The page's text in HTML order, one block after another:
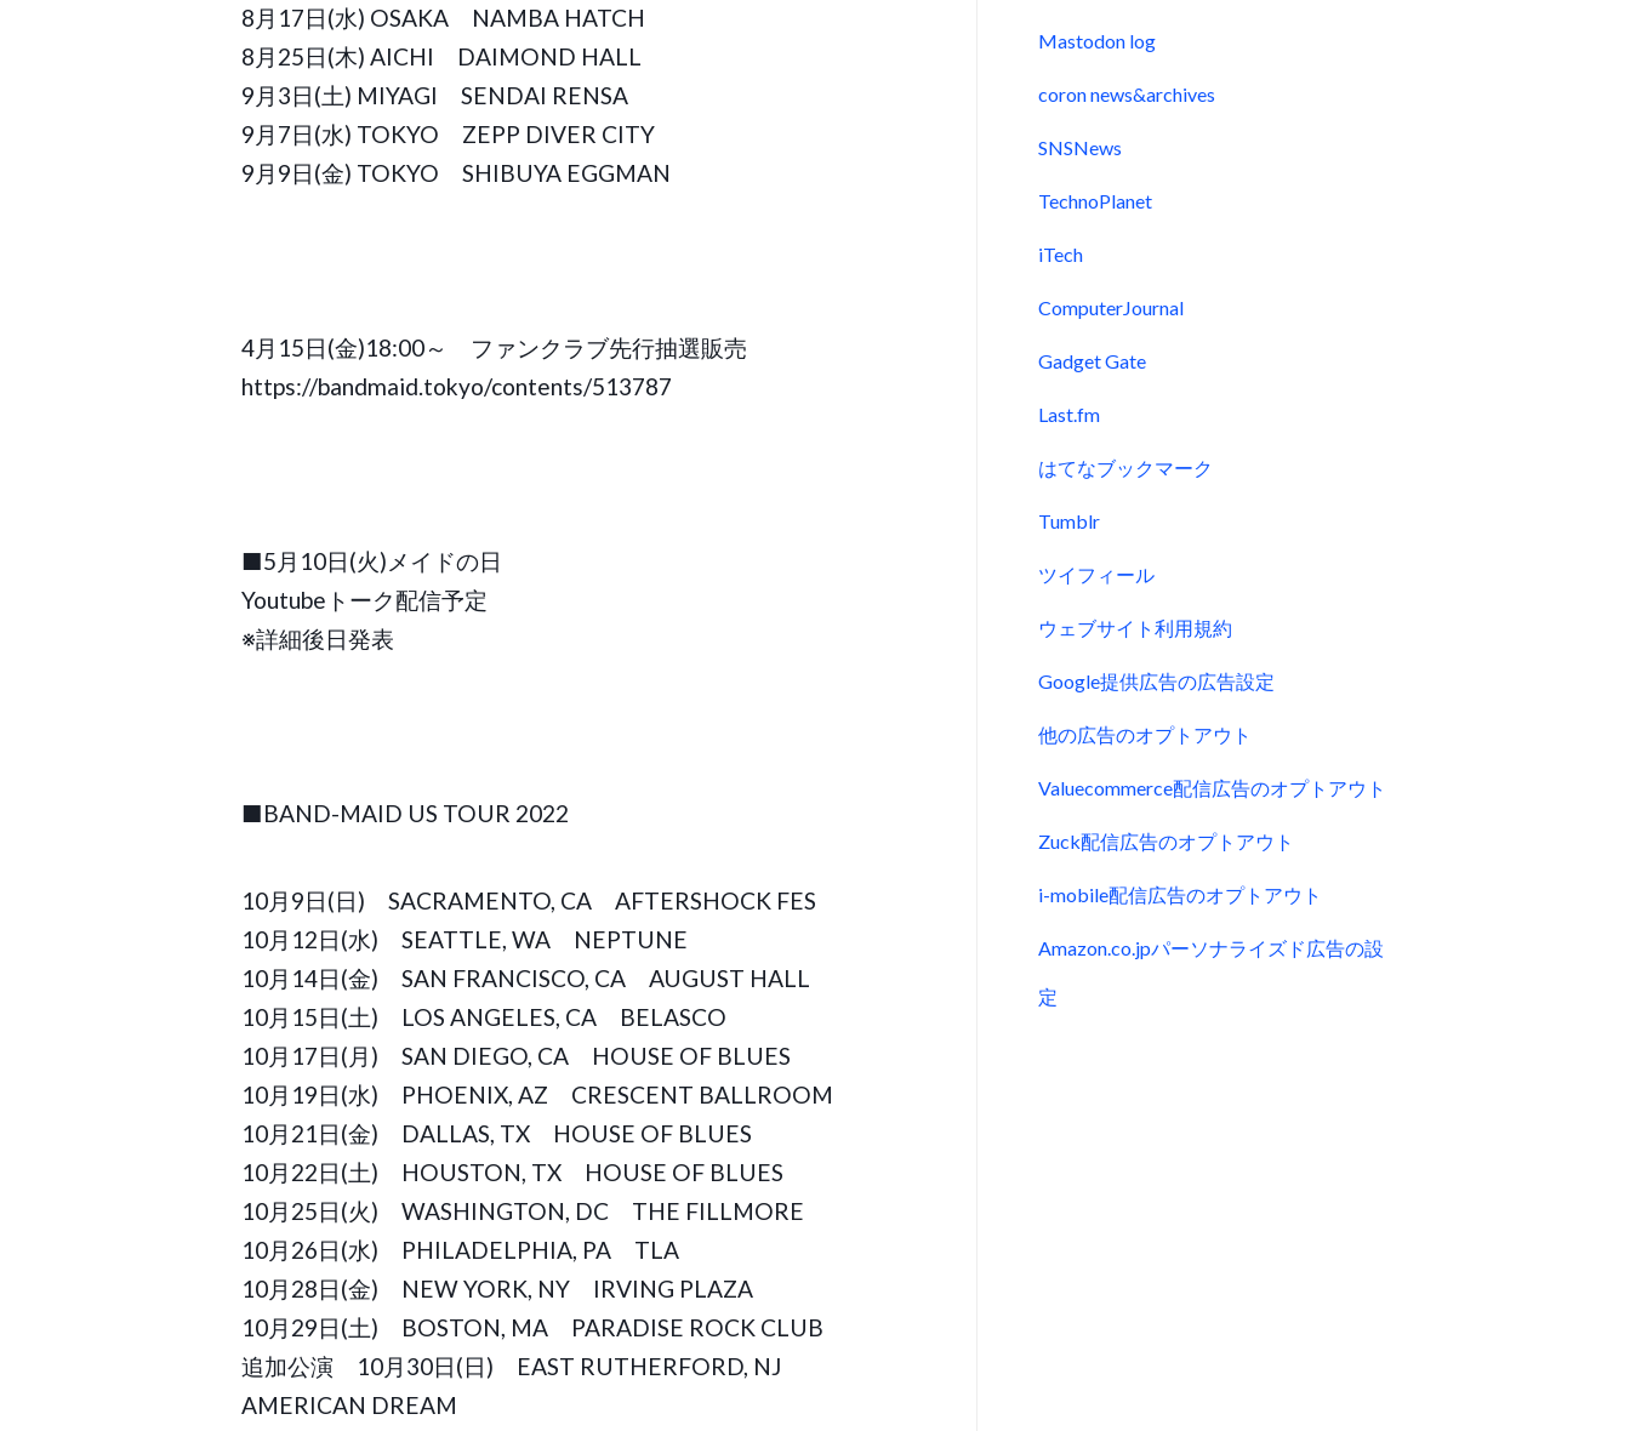
8月17日(水) OSAKA NAMBA HATCH
8月25日(木) AICHI DAIMOND HALL
9月3日(土) MIYAGI SENDAI RENSA
9月7日(水) TOKYO ZEPP DIVER CITY
9月9日(金) TOKYO SHIBUYA EGGMAN
4月15日(金)18:00～ ファンクラブ先行抽選販売
https://bandmaid.tokyo/contents/513787
■5月10日(火)メイドの日
Youtubeトーク配信予定
※詳細後日発表
■BAND-MAID US TOUR 2022
10月9日(日) SACRAMENTO, CA AFTERSHOCK FES
10月12日(水) SEATTLE, WA NEPTUNE
10月14日(金) SAN FRANCISCO, CA AUGUST HALL
10月15日(土) LOS ANGELES, CA BELASCO
10月17日(月) SAN DIEGO, CA HOUSE OF BLUES
10月19日(水) PHOENIX, AZ CRESCENT BALLROOM
10月21日(金) DALLAS, TX HOUSE OF BLUES
10月22日(土) HOUSTON, TX HOUSE OF BLUES
10月25日(火) WASHINGTON, DC THE FILLMORE
10月26日(水) PHILADELPHIA, PA TLA
10月28日(金) NEW YORK, NY IRVING PLAZA
10月29日(土) BOSTON, MA PARADISE ROCK CLUB
追加公演 10月30日(日) EAST RUTHERFORD, NJ
AMERICAN DREAM
Mastodon log
coron news&archives
SNSNews
TechnoPlanet
iTech
ComputerJournal
Gadget Gate
Last.fm
はてなブックマーク
Tumblr
ツイフィール
ウェブサイト利用規約
Google提供広告の広告設定
他の広告のオプトアウト
Valuecommerce配信広告のオプトアウト
Zuck配信広告のオプトアウト
i-mobile配信広告のオプトアウト
Amazon.co.jpパーソナライズド広告の設
定